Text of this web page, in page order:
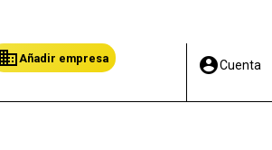
business Añadir empresa account_circleCuenta